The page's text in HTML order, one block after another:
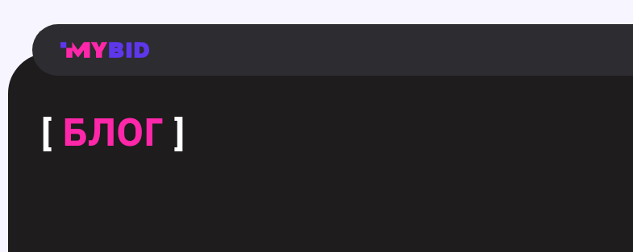
Главная
Гибкий
таргетинг
Возможности
Форматы
TMA
Главная
Домонетизация
TMA
Блог
Главная
страница
Main
page
Flexible
targeting
Opportunities
Formats
TMA
Main
page
Extra
monetization
TMA
Blog
Main
page
[ БЛОГ ]